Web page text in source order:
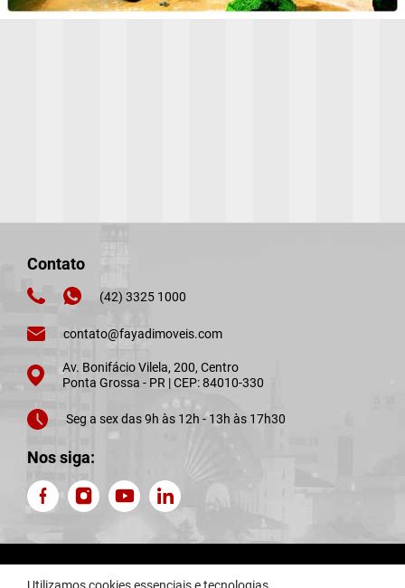
Contato
(42) 3325 1000
contato@fayadimoveis.com
Av. Bonifácio Vilela, 200, Centro
Ponta Grossa - PR | CEP: 84010-330
Seg a sex das 9h às 12h - 13h às 17h30
Nos siga: